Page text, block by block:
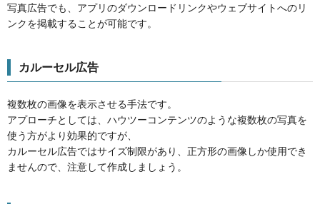
写真広告でも、アプリのダウンロードリンクやウェブサイトへのリ
ンクを掲載することが可能です。
カルーセル広告
複数枚の画像を表示させる手法です。
アプローチとしては、ハウツーコンテンツのような複数枚の写真を
使う方がより効果的ですが、
カルーセル広告ではサイズ制限があり、正方形の画像しか使用でき
ませんので、注意して作成しましょう。